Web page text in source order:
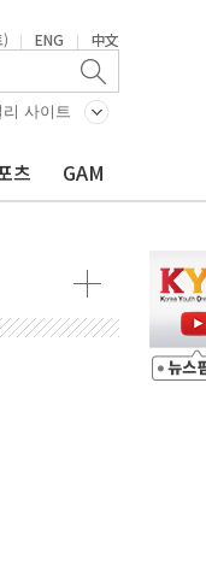
| ENG | 中文
리 사이트
츠 GAM
어